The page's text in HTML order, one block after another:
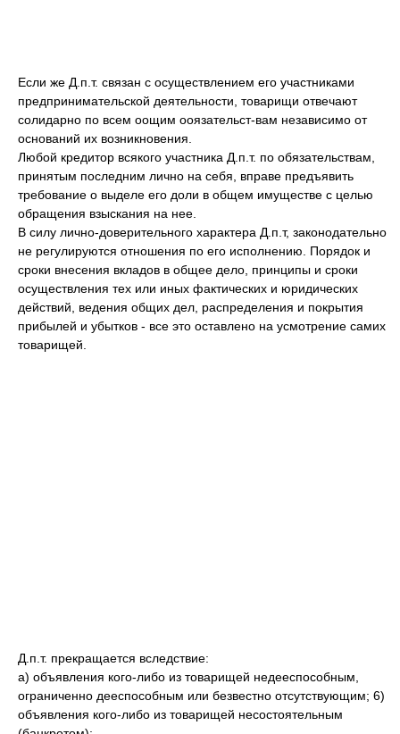
Если же Д.п.т. связан с осуществлением его участниками
предпринимательской деятельности, товарищи отвечают
солидарно по всем оощим ооязательст-вам независимо от
оснований их возникновения.
Любой кредитор всякого участника Д.п.т. по обязательствам,
принятым последним лично на себя, вправе предъявить
требование о выделе его доли в общем имуществе с целью
обращения взыскания на нее.
В силу лично-доверительного характера Д.п.т, законодательно
не регулируются отношения по его исполнению. Порядок и
сроки внесения вкладов в общее дело, принципы и сроки
осуществления тех или иных фактических и юридических
действий, ведения общих дел, распределения и покрытия
прибылей и убытков - все это оставлено на усмотрение самих
товарищей.
Д.п.т. прекращается вследствие:
а) объявления кого-либо из товарищей недееспособным,
ограниченно дееспособным или безвестно отсутствующим; 6)
объявления кого-либо из товарищей несостоятельным